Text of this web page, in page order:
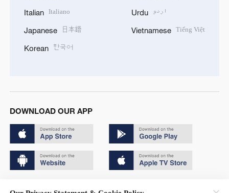
Italian Italiano
Japanese 日本語
Korean 한국어
Urdu اردو
Vietnamese Tiếng Việt
DOWNLOAD OUR APP